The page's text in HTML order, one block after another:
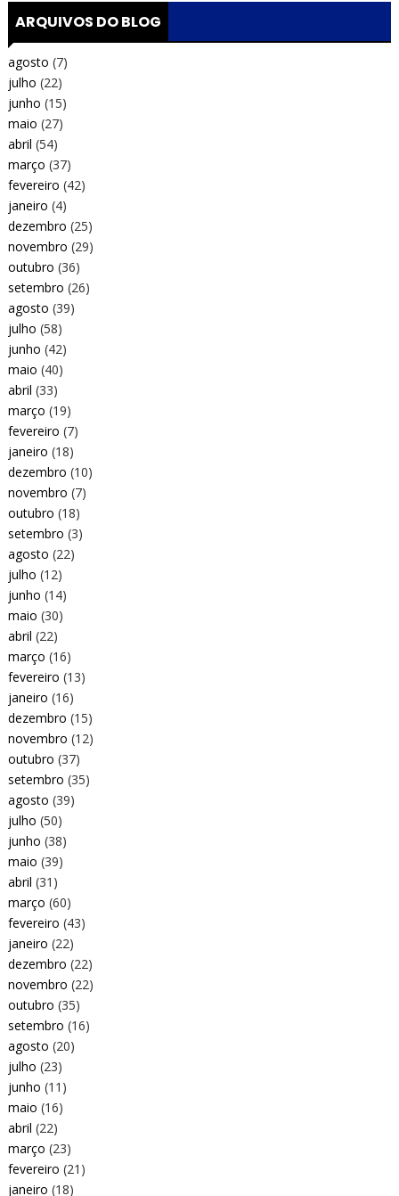
ARQUIVOS DO BLOG
agosto (7)
julho (22)
junho (15)
maio (27)
abril (54)
março (37)
fevereiro (42)
janeiro (4)
dezembro (25)
novembro (29)
outubro (36)
setembro (26)
agosto (39)
julho (58)
junho (42)
maio (40)
abril (33)
março (19)
fevereiro (7)
janeiro (18)
dezembro (10)
novembro (7)
outubro (18)
setembro (3)
agosto (22)
julho (12)
junho (14)
maio (30)
abril (22)
março (16)
fevereiro (13)
janeiro (16)
dezembro (15)
novembro (12)
outubro (37)
setembro (35)
agosto (39)
julho (50)
junho (38)
maio (39)
abril (31)
março (60)
fevereiro (43)
janeiro (22)
dezembro (22)
novembro (22)
outubro (35)
setembro (16)
agosto (20)
julho (23)
junho (11)
maio (16)
abril (22)
março (23)
fevereiro (21)
janeiro (18)